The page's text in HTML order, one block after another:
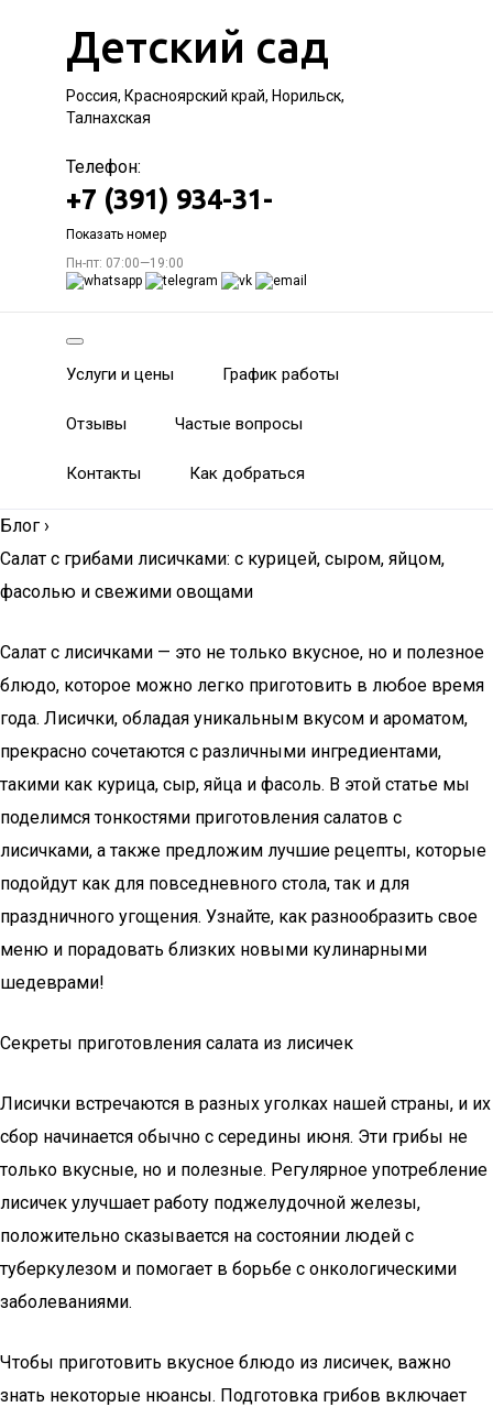
Детский сад
Россия, Красноярский край, Норильск,
Талнахская
Телефон:
+7 (391) 934-31-
Показать номер
Пн-пт: 07:00—19:00
Услуги и цены График работы
Отзывы Частые вопросы
Контакты Как добраться
Блог ›
Салат с грибами лисичками: с курицей, сыром, яйцом,
фасолью и свежими овощами
Салат с лисичками — это не только вкусное, но и полезное
блюдо, которое можно легко приготовить в любое время
года. Лисички, обладая уникальным вкусом и ароматом,
прекрасно сочетаются с различными ингредиентами,
такими как курица, сыр, яйца и фасоль. В этой статье мы
поделимся тонкостями приготовления салатов с
лисичками, а также предложим лучшие рецепты, которые
подойдут как для повседневного стола, так и для
праздничного угощения. Узнайте, как разнообразить свое
меню и порадовать близких новыми кулинарными
шедеврами!
Секреты приготовления салата из лисичек
Лисички встречаются в разных уголках нашей страны, и их
сбор начинается обычно с середины июня. Эти грибы не
только вкусные, но и полезные. Регулярное употребление
лисичек улучшает работу поджелудочной железы,
положительно сказывается на состоянии людей с
туберкулезом и помогает в борьбе с онкологическими
заболеваниями.
Чтобы приготовить вкусное блюдо из лисичек, важно
знать некоторые нюансы. Подготовка грибов включает